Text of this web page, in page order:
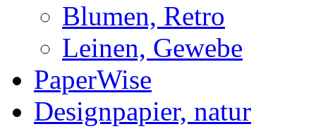
Blumen, Retro
Leinen, Gewebe
PaperWise
Designpapier, natur